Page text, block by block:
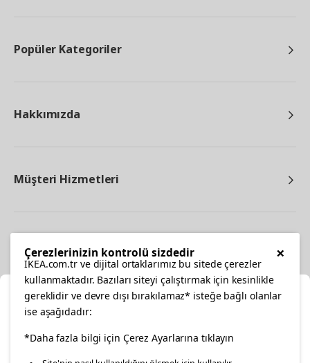
Popüler Kategoriler
Hakkımızda
Müşteri Hizmetleri
facebooktwitterinstagrampinterestyoutube
Konumunuzu Seçin
×
Çerezlerinizin kontrolü sizdedir
IKEA.com.tr ve dijital ortaklarımız bu sitede çerezler
kullanmaktadır. Bazıları siteyi çalıştırmak için kesinlikle
gereklidir ve devre dışı bırakılamaz* isteğe bağlı olanlar
ise aşağıdadır:
*Daha fazla bilgi için Çerez Ayarlarına tıklayın